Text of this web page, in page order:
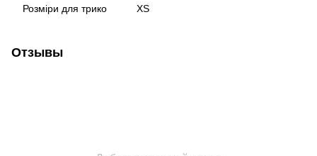
Розміри для трико XS
Отзывы